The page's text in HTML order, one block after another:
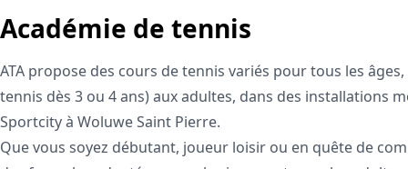
Académie de tennis
ATA propose des cours de tennis variés pour tous les
tennis dès 3 ou 4 ans) aux adultes, dans des installations
Sportcity à Woluwe Saint Pierre.
Que vous soyez débutant, joueur loisir ou en quête de